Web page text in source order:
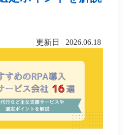
更新日 2026.06.18